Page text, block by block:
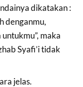
dikatakan :
denganmu,
maka
Syafi’i tidak
jelas.